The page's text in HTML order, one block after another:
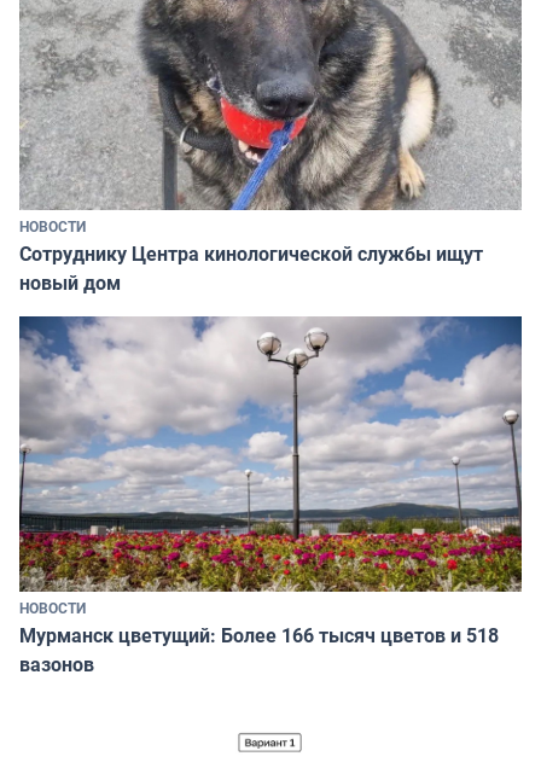
НОВОСТИ
Сотруднику Центра кинологической службы ищут
новый дом
НОВОСТИ
Мурманск цветущий: Более 166 тысяч цветов и 518
вазонов